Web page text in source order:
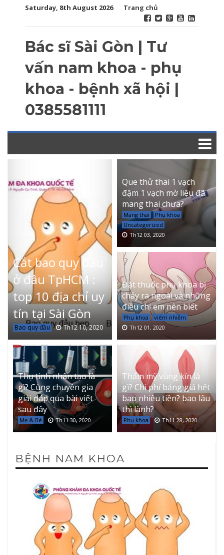
Saturday, 8th August 2026 Trang chủ
Bác sĩ Sài Gòn | Tư
vấn nam khoa - phụ
khoa - bệnh xã hội |
0385581111
Cắt bao quy đầu
ở đâu TpHCM :
top 10 địa chỉ uy
tín tại Sài Gòn
Bao quy đầu Th12 10, 2020
Que thử thai 1 vạch
đậm 1 vạch mờ liệu đã
mang thai chưa?
Mang thai
Phụ khoa
Uncategorized
Th12 03, 2020
Đặt thuốc phụ khoa bị
chảy ra ngoài và những
điều chị em nên biết
Phụ khoa
viêm nhiễm
Th12 01, 2020
Thụ tinh nhân tạo là
gì? Cùng chuyên gia
giải đáp qua bài viết
sau đây
Mẹ & Bé Th11 30, 2020
Thẩm mỹ vùng kín là
gì? Chi phí bảng giá hết
bao nhiêu tiền? bao lâu
thì lành?
Phụ khoa Th11 28, 2020
BỆNH NAM KHOA